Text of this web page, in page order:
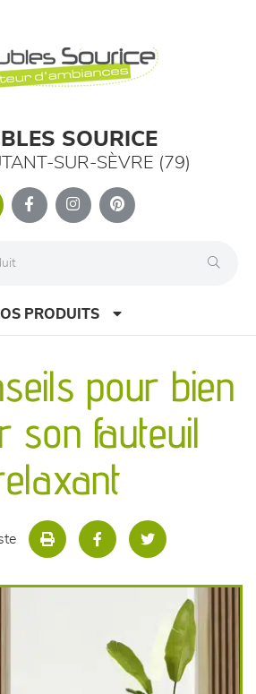
SOURICE
SUR-SÈVRE (79)
PRODUITS
pour bien
son fauteuil